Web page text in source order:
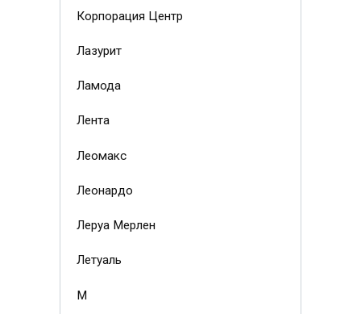
Корпорация Центр
Лазурит
Ламода
Лента
Леомакс
Леонардо
Леруа Мерлен
Летуаль
М